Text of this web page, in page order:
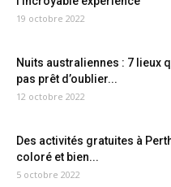
19 octobre 2022
Nuits australiennes : 7 lieux
pas prêt d’oublier...
12 octobre 2022
Des activités gratuites à
coloré et bien...
5 octobre 2022